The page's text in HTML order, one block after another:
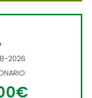
2026